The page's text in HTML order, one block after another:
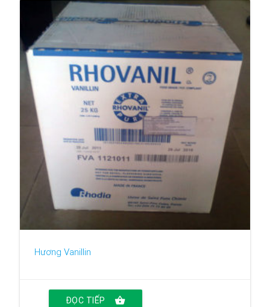
Hương Vanillin
ĐỌC TIẾP shopping_basket